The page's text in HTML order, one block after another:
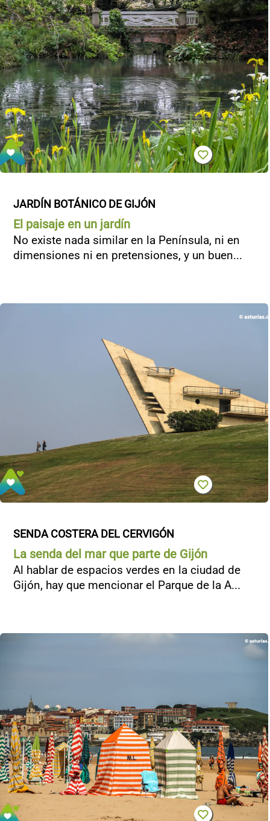
JARDÍN BOTÁNICO DE GIJÓN
El paisaje en un jardín
No existe nada similar en la Península, ni en
dimensiones ni en pretensiones, y un buen...
SENDA COSTERA DEL CERVIGÓN
La senda del mar que parte de Gijón
Al hablar de espacios verdes en la ciudad de
Gijón, hay que mencionar el Parque de la A...